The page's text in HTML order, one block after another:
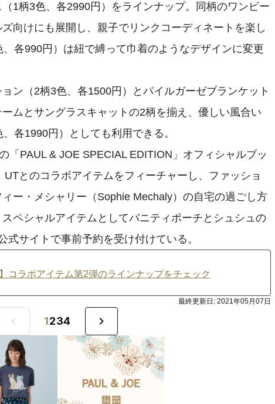
1柄3色、各2990円）をラインナップ。同柄のワンピー
向けにも展開し、親子でリンクコーディネートを楽し
各990円）は紐で縛って巾着のようなデザインに変更
ン（2柄3色、各1500円）とパイルガーゼブランケット
ムとサングラスキャットの2柄を揃え、優しい風合い
各1990円）としても利用できる。
PAUL & JOE SPECIAL EDITION」オフィシャルブッ
とのコラボアイテムをフィーチャーし、ファッショ
ー・メシャリー（Sophie Mechaly）の自宅の過ごし方
ペシャルアイテムとしてバニティポーチとシュシュの
式サイトで事前予約を受け付けている。
コラボアイテム第2弾のラインナップをチェック
最終更新日: 2021年05月07日
1234